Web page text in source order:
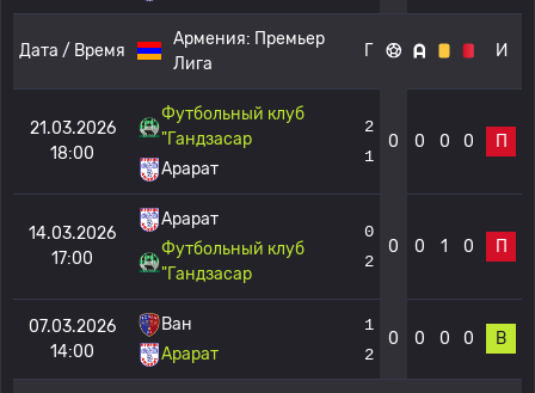
Дата / Время
Армения: Премьер
Лига
Г И
21.03.2026
18:00
Футбольный клуб
"Гандзасар
Арарат
2
1
0 0 0 0 П
14.03.2026
17:00
Арарат
Футбольный клуб
"Гандзасар
0
2
0 0 1 0 П
07.03.2026
14:00
Ван
Арарат
1
2
0 0 0 0 В